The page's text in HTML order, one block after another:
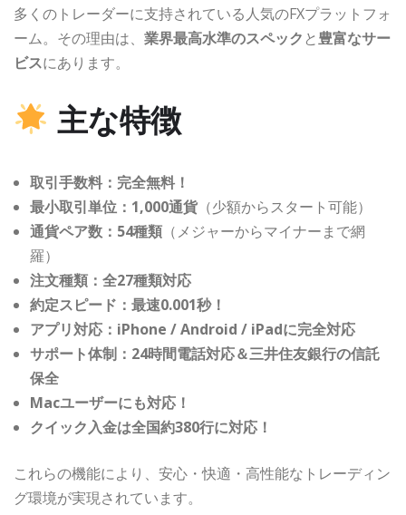
多くのトレーダーに支持されている人気のFXプラットフォ
ーム。その理由は、 業界最高水準のスペック と豊富なサー
ビスにあります。
主な特徴
取引手数料：完全無料！
最小取引単位：1,000通貨 （少額からスタート可能）
通貨ペア数：54種類 （メジャーからマイナーまで網
羅）
注文種類：全27種類対応
約定スピード：最速0.001秒！
アプリ対応：iPhone / Android / iPadに完全対応
サポート体制：24時間電話対応＆三井住友銀行の信託
保全
Macユーザーにも対応！
クイック入金は全国約380行に対応！
これらの機能により、安心・快適・高性能なトレーディン
グ環境が実現されています。